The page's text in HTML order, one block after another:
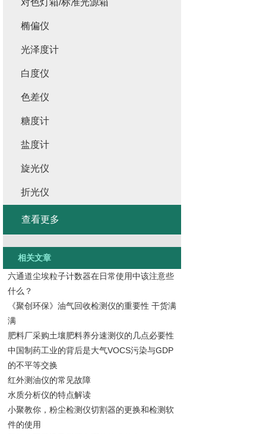
对色灯箱/标准光源箱
椭偏仪
光泽度计
白度仪
色差仪
糖度计
盐度计
旋光仪
折光仪
查看更多
相关文章
六通道尘埃粒子计数器在日常使用中该注意些
什么？
《聚创环保》油气回收检测仪的重要性 干货满
满
肥料厂采购土壤肥料养分速测仪的几点必要性
中国制药工业的背后是大气VOCS污染与GDP
的不平等交换
红外测油仪的常见故障
水质分析仪的特点解读
小聚教你，粉尘检测仪切割器的更换和检测软
件的使用